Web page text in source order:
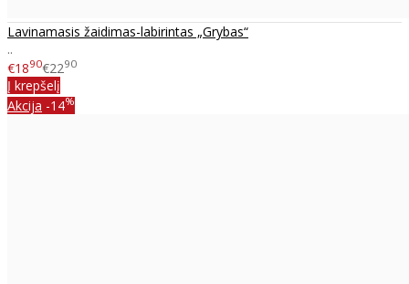
Lavinamasis žaidimas-labirintas „Grybas“
..
€1890€2290
Į krepšelį
Akcija -14%